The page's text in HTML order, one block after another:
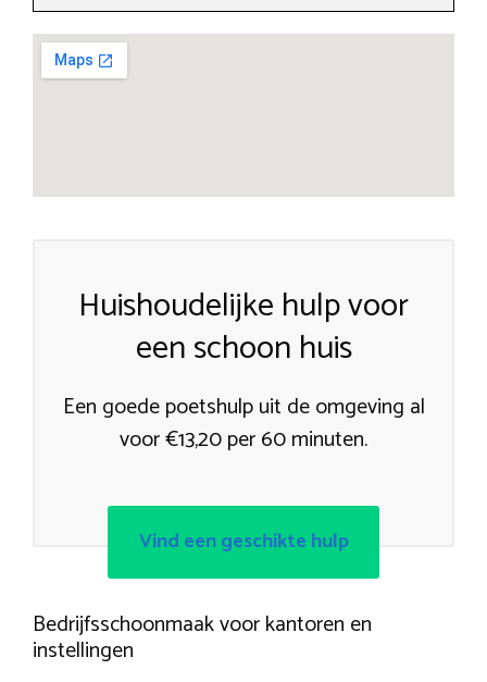
Huishoudelijke hulp voor
een schoon huis
Een goede poetshulp uit de omgeving al
voor €13,20 per 60 minuten.
Vind een geschikte hulp
Bedrijfsschoonmaak voor kantoren en
instellingen